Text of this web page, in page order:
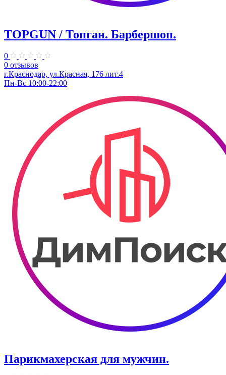
TOPGUN / Топган. Барбершоп.
0
0 отзывов
г.Краснодар, ул.​Красная, 176 лит.4
Пн-Вс 10:00-22:00
Парикмахерская для мужчин.